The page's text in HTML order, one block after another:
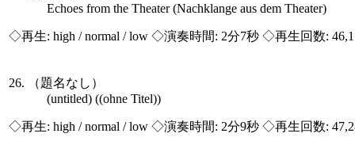
Echoes from the Theater (Nachklange aus dem Theater)
◇再生: high / normal / low ◇演奏時間: 2分7秒 ◇再生回数:
26. （題名なし）
(untitled) ((ohne Titel))
◇再生: high / normal / low ◇演奏時間: 2分9秒 ◇再生回数: